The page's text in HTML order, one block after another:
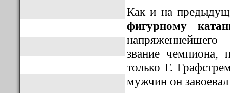
Как и на
фигурному
звание чемпиона,
только Г.
мужчин он